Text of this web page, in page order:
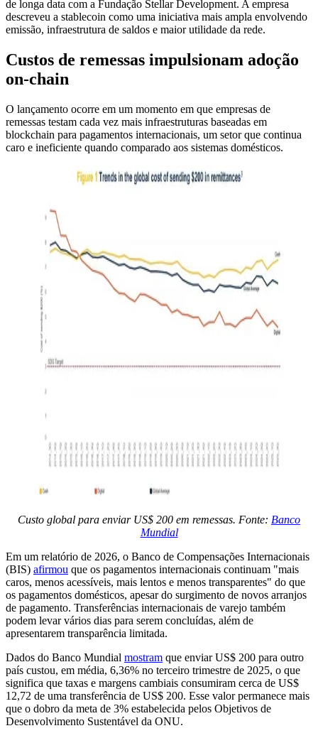
de longa data com a Fundação Stellar Development. A empresa
descreveu a stablecoin como uma iniciativa mais ampla envolvendo
emissão, infraestrutura de saldos e maior utilidade da rede.
Custos de remessas impulsionam adoção
on-chain
O lançamento ocorre em um momento em que empresas de
remessas testam cada vez mais infraestruturas baseadas em
blockchain para pagamentos internacionais, um setor que continua
caro e ineficiente quando comparado aos sistemas domésticos.
Custo global para enviar US$ 200 em remessas. Fonte: Banco
Mundial
Em um relatório de 2026, o Banco de Compensações Internacionais
(BIS) afirmou que os pagamentos internacionais continuam "mais
caros, menos acessíveis, mais lentos e menos transparentes" do que
os pagamentos domésticos, apesar do surgimento de novos arranjos
de pagamento. Transferências internacionais de varejo também
podem levar vários dias para serem concluídas, além de
apresentarem transparência limitada.
Dados do Banco Mundial mostram que enviar US$ 200 para outro
país custou, em média, 6,36% no terceiro trimestre de 2025, o que
significa que taxas e margens cambiais consumiram cerca de US$
12,72 de uma transferência de US$ 200. Esse valor permanece mais
que o dobro da meta de 3% estabelecida pelos Objetivos de
Desenvolvimento Sustentável da ONU.